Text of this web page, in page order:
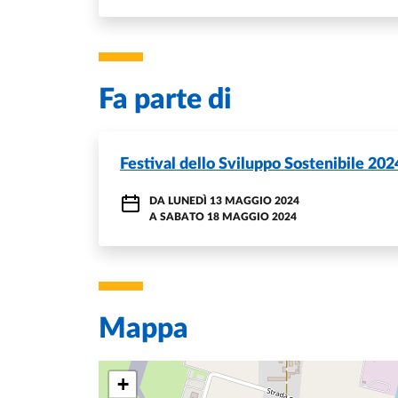
Fa parte di
Festival dello Sviluppo Sostenibile
DA LUNEDÌ 13 MAGGIO 2024
A SABATO 18 MAGGIO 2024
Mappa
+